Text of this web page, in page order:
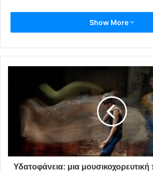
Show More
Υδατοφάνεια: μια